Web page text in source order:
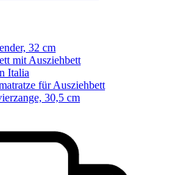
32 cm
mit Ausziehbett
Italia
für Ausziehbett
30,5 cm